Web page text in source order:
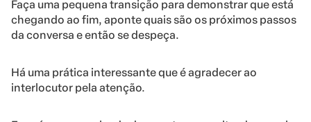
Faça uma pequena transição para demonstrar que está
chegando ao fim, aponte quais são os próximos passos
da conversa e então se despeça.
Há uma prática interessante que é agradecer ao
interlocutor pela atenção.